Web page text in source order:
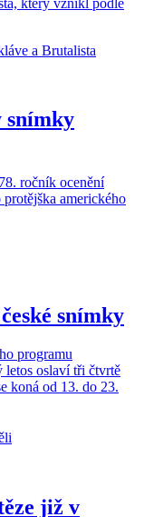
snímky
ročník ocenění
amerického
snímky
programu
oslaví tři čtvrtě
koná od 13. do 23.
již v